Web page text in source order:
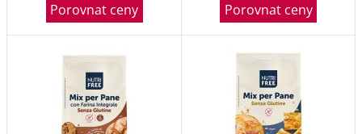
Porovnat ceny Porovnat ceny